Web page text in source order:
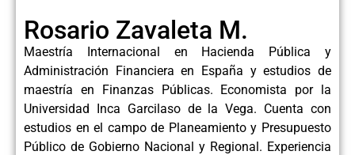
Rosario Zavaleta M.
Maestría Internacional en Hacienda Pública y
Administración Financiera en España y estudios de
maestría en Finanzas Públicas. Economista por la
Universidad Inca Garcilaso de la Vega. Cuenta con
estudios en el campo de Planeamiento y Presupuesto
Público de Gobierno Nacional y Regional. Experiencia